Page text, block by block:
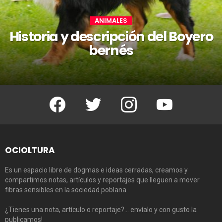
ANIMALES
Historia y descripción del Boyero
bernés
Facebook Twitter Instagram Youtube
OCIOLTURA
Es un espacio libre de dogmas e ideas cerradas, creamos y
compartimos notas, artículos y reportajes que lleguen a mover
fibras sensibles en la sociedad poblana.
¿Tienes una nota, artículo o reportaje?… envíalo y con gusto la
publicamos!